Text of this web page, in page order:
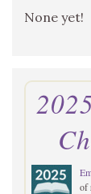
None yet!
of